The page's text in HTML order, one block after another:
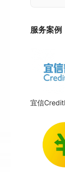
服务案例
宜信